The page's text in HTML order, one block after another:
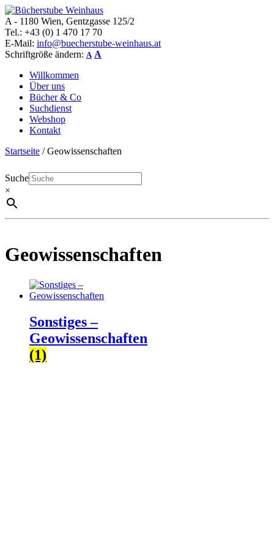
Bücherstube Weinhaus
Verkauf von seltenen antiquarischen und alten, teilweise noch
verlagsneuen Bücher.
A - 1180 Wien, Gentzgasse 125/2
Tel.: +43 (0) 1 470 17 70
E-Mail: info@buecherstube-weinhaus.at
Schriftgröße ändern: A A
Willkommen
Über uns
Bücher & Co
Suchdienst
Webshop
Kontakt
Startseite / Geowissenschaften
Suche
×
Geowissenschaften
Sonstiges –
Geowissenschaften
(1)